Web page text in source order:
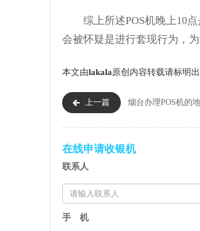
综上所述POS机晚上10点
会被怀疑是进行套现行为，
本文由lakala原创内容转载请标明
上一篇 烟台办理POS机的
在线申请收银机
联系人
手 机